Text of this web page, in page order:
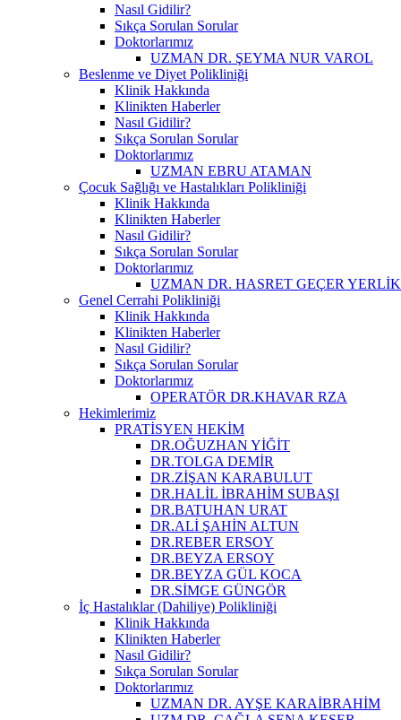
Nasıl Gidilir?
Sıkça Sorulan Sorular
Doktorlarımız
UZMAN DR. ŞEYMA NUR VAROL
Beslenme ve Diyet Polikliniği
Klinik Hakkında
Klinikten Haberler
Nasıl Gidilir?
Sıkça Sorulan Sorular
Doktorlarımız
UZMAN EBRU ATAMAN
Çocuk Sağlığı ve Hastalıkları Polikliniği
Klinik Hakkında
Klinikten Haberler
Nasıl Gidilir?
Sıkça Sorulan Sorular
Doktorlarımız
UZMAN DR. HASRET GEÇER
Genel Cerrahi Polikliniği
Klinik Hakkında
Klinikten Haberler
Nasıl Gidilir?
Sıkça Sorulan Sorular
Doktorlarımız
OPERATÖR DR.KHAVAR RZA
Hekimlerimiz
PRATİSYEN HEKİM
DR.OĞUZHAN YİĞİT
DR.TOLGA DEMİR
DR.ZİŞAN KARABULUT
DR.HALİL İBRAHİM SUBAŞI
DR.BATUHAN URAT
DR.ALİ ŞAHİN ALTUN
DR.REBER ERSOY
DR.BEYZA ERSOY
DR.BEYZA GÜL KOCA
DR.SİMGE GÜNGÖR
İç Hastalıklar (Dahiliye) Polikliniği
Klinik Hakkında
Klinikten Haberler
Nasıl Gidilir?
Sıkça Sorulan Sorular
Doktorlarımız
UZMAN DR. AYŞE KARAİBRAHİM